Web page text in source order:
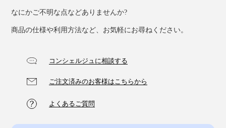
全体もじんわり暖まって、スッキリ軽く感じるはずで
なにかご不明な点などありませんか?
商品の仕様や利用方法など、お気軽にお尋ねください。
コンシェルジュに相談する
ご注文済みのお客様はこちらから
よくあるご質問